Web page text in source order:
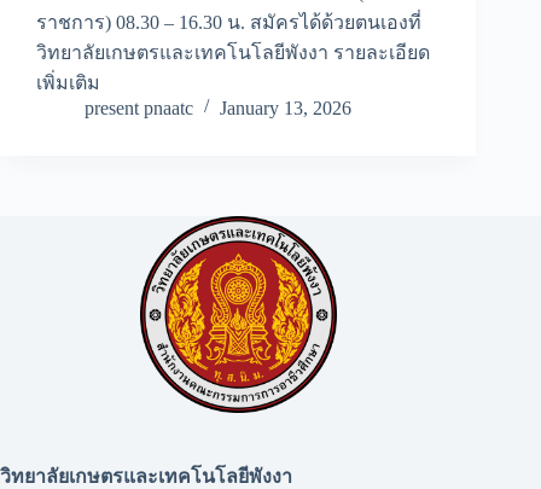
ราชการ) 08.30 – 16.30 น. สมัครได้ด้วยตนเองที่
วิทยาลัยเกษตรและเทคโนโลยีพังงา รายละเอียด
เพิ่มเติม
present pnaatc
January 13, 2026
วิทยาลัยเกษตรและเทคโนโลยีพังงา